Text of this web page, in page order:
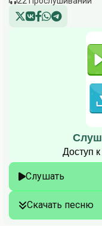
Доступ
Слушать
Скачать песню